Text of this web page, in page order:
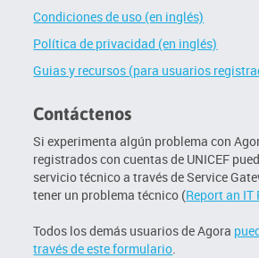
Condiciones de uso (en inglés)
Política de privacidad (en inglés)
Guias y recursos (para usuarios
Contáctenos
Si experimenta algún problema con
registrados con cuentas de UNICEF
servicio técnico a través de Service
tener un problema técnico (Report an IT
Todos los demás usuarios de Agora
través de este formulario